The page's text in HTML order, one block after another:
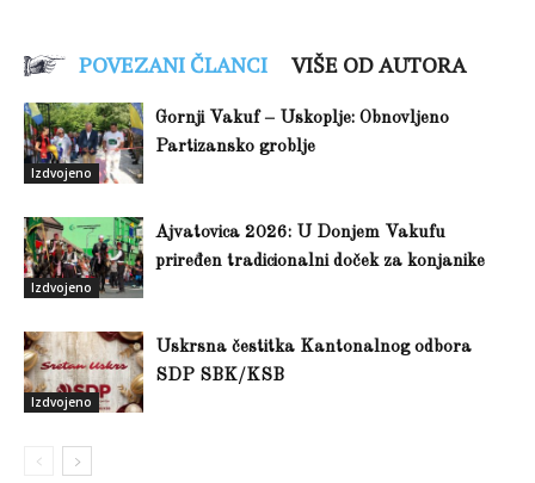
POVEZANI ČLANCI VIŠE OD AUTORA
Izdvojeno
Gornji Vakuf – Uskoplje: Obnovljeno
Partizansko groblje
Izdvojeno
Ajvatovica 2026: U Donjem Vakufu
priređen tradicionalni doček za konjanike
Izdvojeno
Uskrsna čestitka Kantonalnog odbora
SDP SBK/KSB